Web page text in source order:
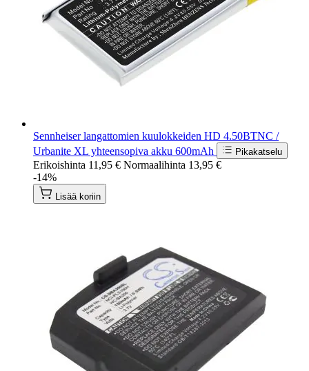
Sennheiser langattomien kuulokkeiden HD 4.50BTNC /
Urbanite XL yhteensopiva akku 600mAh
Pikakatselu
Erikoishinta 11,95 € Normaalihinta 13,95 €
-14%
Lisää koriin